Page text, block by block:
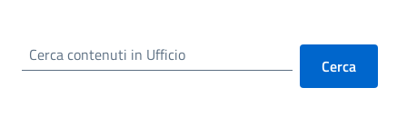
Cerca contenuti in Ufficio
Cerca